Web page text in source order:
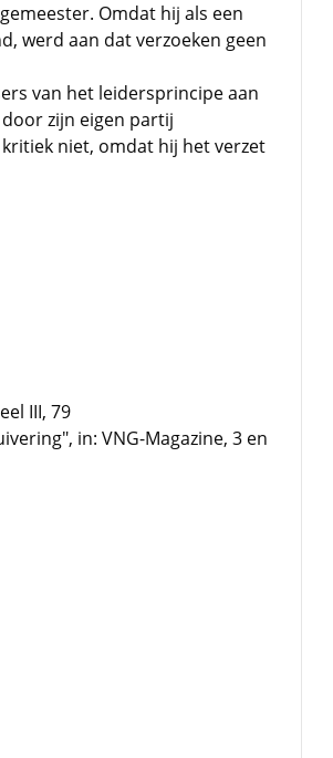
Omdat hij als een
werd aan dat verzoeken geen
van het leidersprincipe aan
zijn eigen partij
niet, omdat hij het verzet
III, 79
in: VNG-Magazine, 3 en